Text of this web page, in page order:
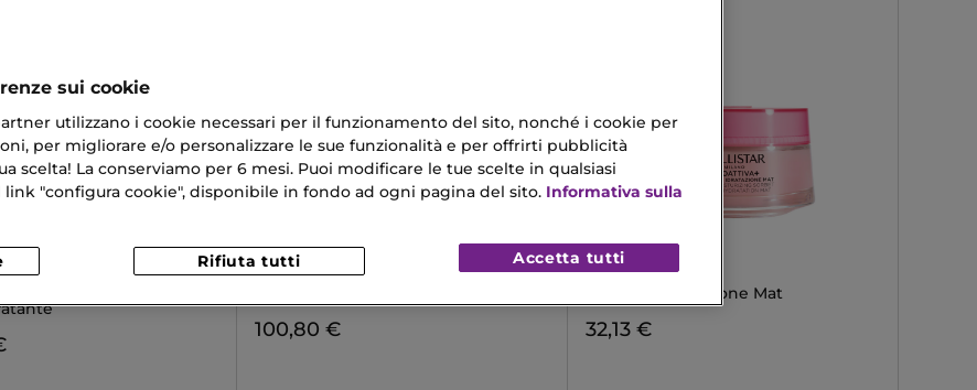
AU
SISLEY
MASQUE EXFOLIANT ENZYMATIQUE
100,80 €
COLLISTAR
IDROATTIVA+
Sorbetto Idratazione Mat
32,13 €
sui cookie
utilizzano i cookie necessari per il funzionamento del sito, nonché i cookie per
per migliorare e/o personalizzare le sue funzionalità e per offrirti pubblicità
scelta! La conserviamo per 6 mesi. Puoi modificare le tue scelte in qualsiasi
"configura cookie", disponibile in fondo ad ogni pagina del sito. Informativa sulla
Rifiuta tutti Accetta tutti